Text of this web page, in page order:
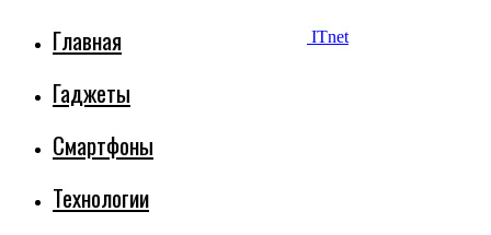
ITnet
Главная
Гаджеты
Смартфоны
Технологии